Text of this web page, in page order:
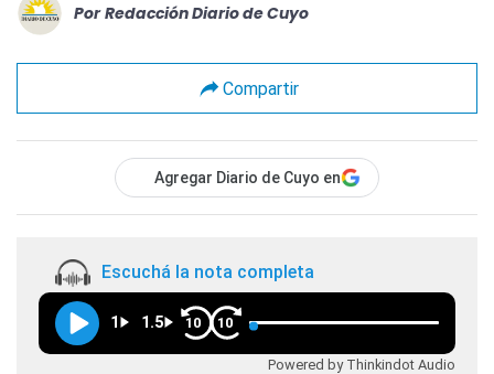
Por Redacción Diario de Cuyo
Compartir
Agregar Diario de Cuyo en
Escuchá la nota completa
1 1.5 10 10
Powered by Thinkindot Audio